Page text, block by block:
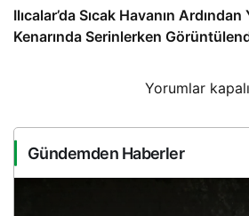
Ilıcalar’da Sıcak Havanın Ardından
Kenarında Serinlerken
Yorumlar
Gündemden Haberler